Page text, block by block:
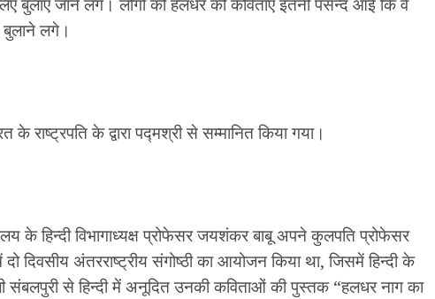
लगे।
राष्ट्रपति के द्वारा पद्मश्री से सम्मानित किया गया।
के हिन्दी विभागाध्यक्ष प्रोफेसर जयशंकर बाबू अपने कुलपति प्रोफेसर
दो दिवसीय अंतरराष्ट्रीय संगोष्ठी का आयोजन किया था, जिसमें हिन्दी के
संबलपुरी से हिन्दी में अनूदित उनकी कविताओं की पुस्तक “हलधर नाग का